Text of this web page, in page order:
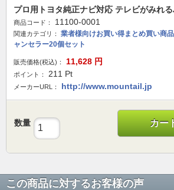
プロ用トヨタ純正ナビ対応 テレビがみれ
商品コード： 11100-0001
関連カテゴリ： 業者様向けお買い得まとめ買い商品
ャンセラー20個セット
販売価格(税込)： 11,628 円
ポイント： 211 Pt
メーカーURL： http://www.mountail.jp
数量 カー
この商品に対するお客様の声